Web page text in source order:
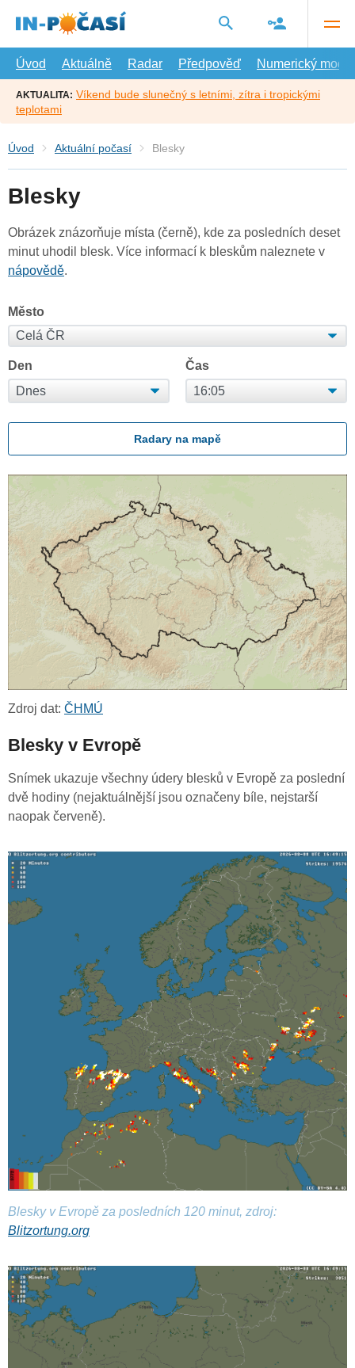
hlavní
Úvod
Aktuálně Radar Předpověď Numerický model
AKTUALITA: Víkend bude slunečný s letními, zítra i tropickými
teplotami
Úvod Aktuální počasí Blesky
Blesky
Obrázek znázorňuje místa (černě), kde za posledních deset
minut uhodil blesk. Více informací k bleskům naleznete v
nápovědě.
Město
Den Čas
Radary na mapě
Zdroj dat: ČHMÚ
Blesky v Evropě
Snímek ukazuje všechny údery blesků v Evropě za poslední
dvě hodiny (nejaktuálnější jsou označeny bíle, nejstarší
naopak červeně).
Blesky v Evropě za posledních 120 minut, zdroj:
Blitzortung.org